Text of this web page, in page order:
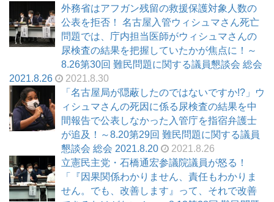
外務省はアフガン残留の救援保護対象人数の
公表を拒否！ 名古屋入管ウィシュマさん死亡
問題では、庁内担当医師がウィシュマさんの
尿検査の結果を把握していたかが焦点に！～
8.26第30回 難民問題に関する議員懇談会 総会
2021.8.26
2021.8.30
「名古屋局が隠蔽したのではないですか!?」ウ
ィシュマさんの死因に係る尿検査の結果を中
間報告で公表しなかった入管庁を指宿弁護士
が追及！～8.20第29回 難民問題に関する議員
懇談会 総会 2021.8.20
2021.8.26
立憲民主党・石橋通宏参議院議員が怒る！
「『因果関係わかりません、責任もわかりま
せん。でも、改善します』って、それで改善